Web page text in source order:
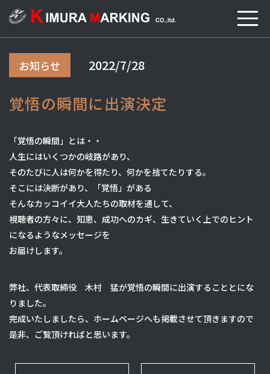
お知らせ 2022/7/28
覚悟の瞬間に出演決定
「覚悟の瞬間」とは・・
人生にはいくつかの岐路があり、
そのたびに人は何かを得たり、何かを捨てたりする。
そこには決断があり、「覚悟」がある
そんなカッコイイ大人たちの取材を通して、
視聴者の方々に、知恵、成功へのカギ、生きていく上でのヒント
になるようなメッセージを
お届けします。
弊社、代表取締役 木村 猛が覚悟の瞬間に出演することとにな
りました。
完成いたしましたら、ホームページへも掲載させて頂きますので
是非、ご覧頂ければと思います。